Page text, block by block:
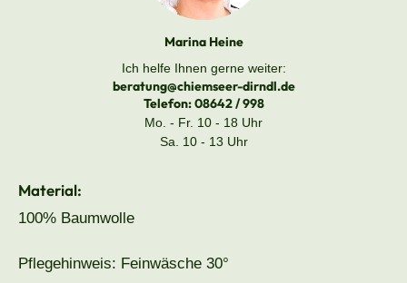
Marina Heine
Ich helfe Ihnen gerne weiter:
beratung@chiemseer-dirndl.de
Telefon:08642 / 998
Mo. - Fr. 10 - 18 Uhr
Sa. 10 - 13 Uhr
Material:
100% Baumwolle
Pflegehinweis: Feinwäsche 30°